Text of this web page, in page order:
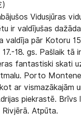
Vidusjūras
ir valdījušas
valdīja pār Kotoru
18. gs. Pašlaik tā
fantastiski skati
Porto
ar vismazākajām
piekrastē. Brīvs
Atpūta.